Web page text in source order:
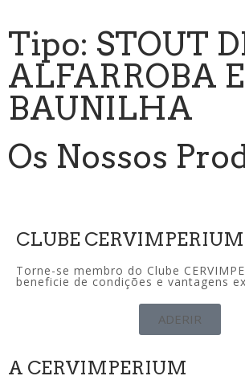
Tipo: STOUT
ALFARROBA E
BAUNILHA
Os Nossos
CLUBE CERVIMPERIUM
Torne-se membro do Clube
beneficie de condições e vantagens
ADERIR
A CERVIMPERIUM